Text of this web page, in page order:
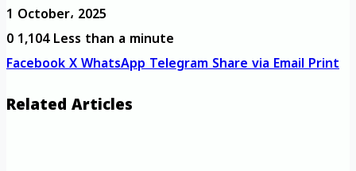
1 October، 2025
01,104Less than a minute
FacebookXWhatsAppTelegramShare via EmailPrint
Related Articles